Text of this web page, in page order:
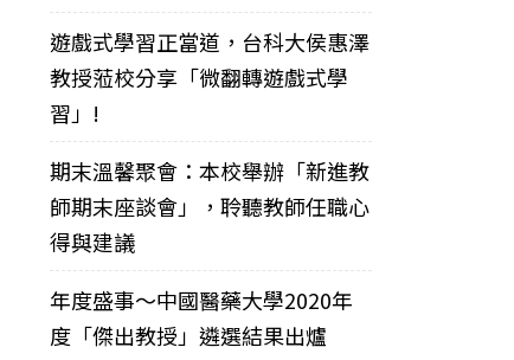
遊戲式學習正當道，台科大侯惠澤
教授蒞校分享「微翻轉遊戲式學
習」!
期末溫馨聚會：本校舉辦「新進教
師期末座談會」，聆聽教師任職心
得與建議
年度盛事～中國醫藥大學2020年
度「傑出教授」遴選結果出爐